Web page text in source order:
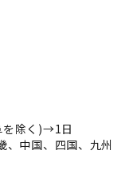
を除く)→1日
、中国、四国、九州